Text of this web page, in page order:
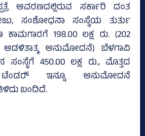
ಆವರಣದಲ್ಲಿರುವ ಸರ್ಕಾರಿ ದಂತ
ಸಂಶೋಧನಾ ಸಂಸ್ಥೆಯ ತುರ್ತು
ಕಾಮಗಾರಗೆ 198.00 ಲಕ್ಷ ರು. (202
ಆಡಳಿತಾತ್ಮ ಅನುಮೋದನೆ) ಬೆಳಗಾವಿ
ಸಂಸ್ಥೆಗೆ 450.00 ಲಕ್ಷ ರು., ಮೊತ್ತದ
ಟೆಂಡರ್‍‌ ಇನ್ನೂ ಅನುಮೋದನೆ
ಬಂದಿದೆ.